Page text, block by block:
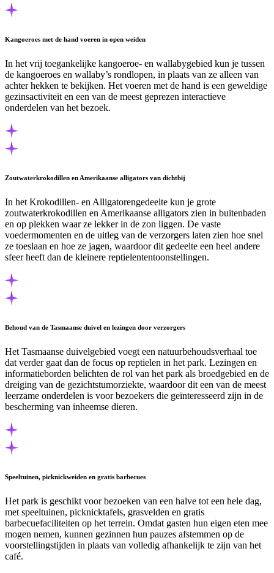
Kangoeroes met de hand voeren in open weiden
In het vrij toegankelijke kangoeroe- en wallabygebied kun je tussen
de kangoeroes en wallaby’s rondlopen, in plaats van ze alleen van
achter hekken te bekijken. Het voeren met de hand is een geweldige
gezinsactiviteit en een van de meest geprezen interactieve
onderdelen van het bezoek.
Zoutwaterkrokodillen en Amerikaanse alligators van dichtbij
In het Krokodillen- en Alligatorengedeelte kun je grote
zoutwaterkrokodillen en Amerikaanse alligators zien in buitenbaden
en op plekken waar ze lekker in de zon liggen. De vaste
voedermomenten en de uitleg van de verzorgers laten zien hoe snel
ze toeslaan en hoe ze jagen, waardoor dit gedeelte een heel andere
sfeer heeft dan de kleinere reptielententoonstellingen.
Behoud van de Tasmaanse duivel en lezingen door verzorgers
Het Tasmaanse duivelgebied voegt een natuurbehoudsverhaal toe
dat verder gaat dan de focus op reptielen in het park. Lezingen en
informatieborden belichten de rol van het park als broedgebied en de
dreiging van de gezichtstumorziekte, waardoor dit een van de meest
leerzame onderdelen is voor bezoekers die geïnteresseerd zijn in de
bescherming van inheemse dieren.
Speeltuinen, picknickweiden en gratis barbecues
Het park is geschikt voor bezoeken van een halve tot een hele dag,
met speeltuinen, picknicktafels, grasvelden en gratis
barbecuefaciliteiten op het terrein. Omdat gasten hun eigen eten mee
mogen nemen, kunnen gezinnen hun pauzes afstemmen op de
voorstellingstijden in plaats van volledig afhankelijk te zijn van het
café.